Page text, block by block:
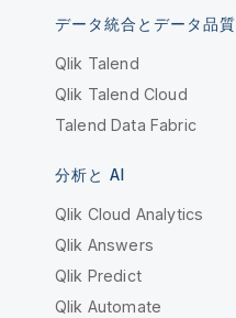
データ統合とデータ品質
Qlik Talend
Qlik Talend Cloud
Talend Data Fabric
分析と AI
Qlik Cloud Analytics
Qlik Answers
Qlik Predict
Qlik Automate